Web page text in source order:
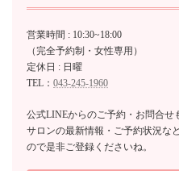
営業時間 : 10:30~18:00
（完全予約制・女性専用）
定休日 : 日曜
TEL：043-245-1960
公式LINEからのご予約・お問合せ
サロンの最新情報・ご予約状況な
ので是非ご登録くださいね。